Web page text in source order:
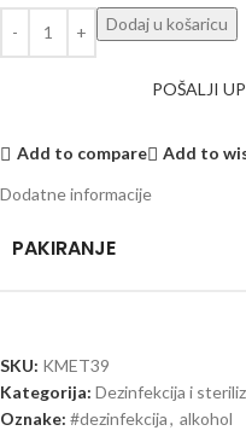
Dodaj u košaricu
POŠALJI
Add to compare
Add to
Dodatne informacije
PAKIRANJE
SKU: KMET39
Kategorija: Dezinfekcija i
Oznake: #dezinfekcija, alkohol